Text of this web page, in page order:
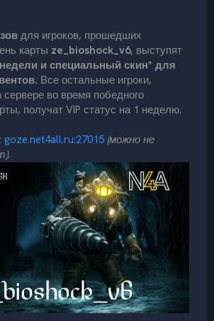
для игроков, прошедших
карты ze_bioshock_v6, выступят
недели и специальный скин* для
Все остальные игроки,
во время победного
получат VIP статус на 1 неделю.
goze.net4all.ru:27015 (можно не
.